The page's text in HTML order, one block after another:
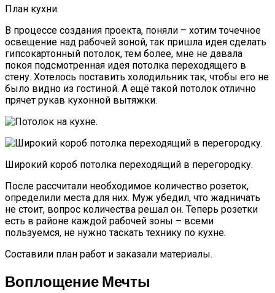
План кухни.
В процессе создания проекта, поняли – хотим точечное
освещение над рабочей зоной, так пришла идея сделать
гипсокартонный потолок, тем более, мне не давала
покоя подсмотренная идея потолка переходящего в
стену. Хотелось поставить холодильник так, чтобы его не
было видно из гостиной. А ещё такой потолок отлично
прячет рукав кухонной вытяжки.
Широкий короб потолка переходящий в перегородку.
После рассчитали необходимое количество розеток,
определили места для них. Муж убедил, что жадничать
не стоит, вопрос количества решал он. Теперь розетки
есть в районе каждой рабочей зоны – всеми
пользуемся, не нужно таскать технику по кухне.
Составили план работ и заказали материалы.
Воплощение Мечты